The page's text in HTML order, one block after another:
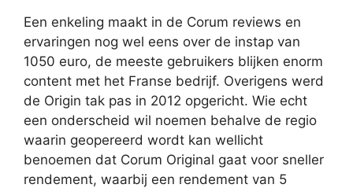
Een enkeling maakt in de Corum reviews en
ervaringen nog wel eens over de instap van
1050 euro, de meeste gebruikers blijken enorm
content met het Franse bedrijf. Overigens werd
de Origin tak pas in 2012 opgericht. Wie echt
een onderscheid wil noemen behalve de regio
waarin geopereerd wordt kan wellicht
benoemen dat Corum Original gaat voor sneller
rendement, waarbij een rendement van 5